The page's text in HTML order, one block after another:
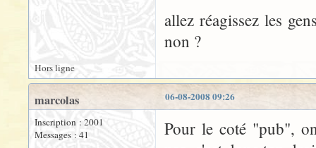
allez réagissez les
non ?
Hors ligne
06-08-2008 09:26
marcolas
Inscription : 2001
Messages : 41
Pour le coté "pub",